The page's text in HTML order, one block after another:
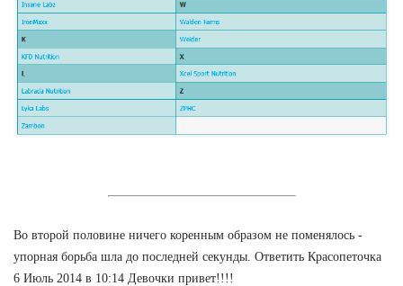
Во второй половине ничего коренным образом не поменялось -
упорная борьба шла до последней секунды. Ответить Красопеточка
6 Июль 2014 в 10:14 Девочки привет!!!!